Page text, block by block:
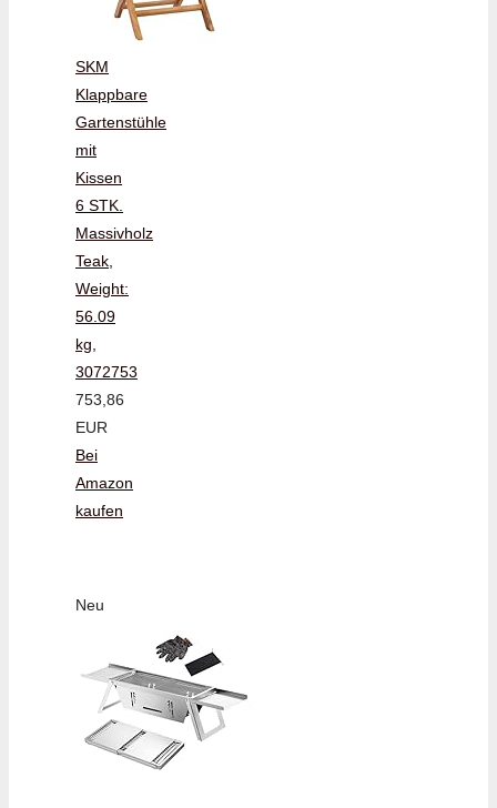
SKM
Klappbare
Gartenstühle
mit
Kissen
6 STK.
Massivholz
Teak,
Weight:
56.09
kg,
3072753
753,86
EUR
Bei
Amazon
kaufen
Neu